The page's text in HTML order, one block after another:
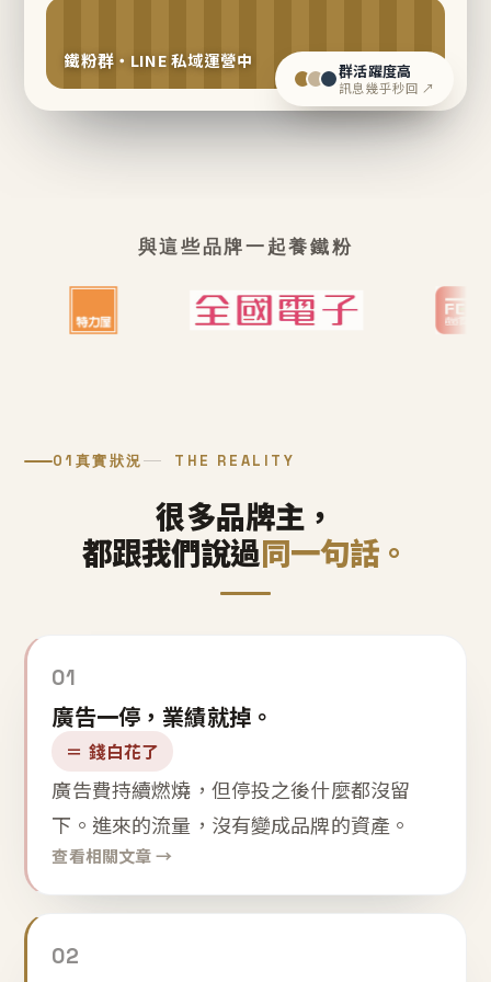
鐵粉群・LINE 私域運營中 群活躍度高
訊息幾乎秒回 ↗
與這些品牌一起養鐵粉
01 真實狀況 THE REALITY
很多品牌主，
都跟我們說過同一句話。
01
廣告一停，業績就掉。
＝ 錢白花了
廣告費持續燃燒，但停投之後什麼都沒留
下。進來的流量，沒有變成品牌的資產。
查看相關文章 →
02